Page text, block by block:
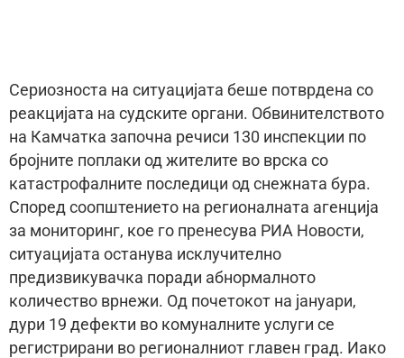
Сериозноста на ситуацијата беше потврдена со
реакцијата на судските органи. Обвинителството
на Камчатка започна речиси 130 инспекции по
бројните поплаки од жителите во врска со
катастрофалните последици од снежната бура.
Според соопштението на регионалната агенција
за мониторинг, кое го пренесува РИА Новости,
ситуацијата останува исклучително
предизвикувачка поради абнормалното
количество врнежи. Од почетокот на јануари,
дури 19 дефекти во комуналните услуги се
регистрирани во регионалниот главен град. Иако